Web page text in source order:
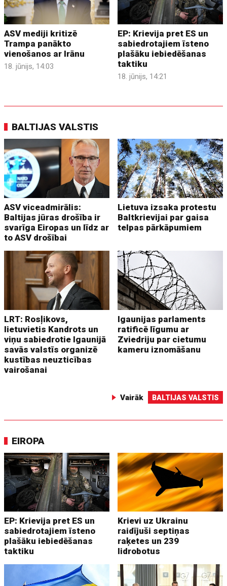
ASV mediji kritizē
Trampa panākto
vienošanos ar Irānu
18. jūnijs, 14:03
EP: Krievija pret ES un
sabiedrotajiem īsteno
plašāku iebiedēšanas
taktiku
18. jūnijs, 14:21
BALTIJAS VALSTIS
ASV viceadmirālis:
Baltijas jūras drošība ir
svarīga Eiropas un līdz ar
to ASV drošībai
Lietuva izsaka protestu
Baltkrievijai par gaisa
telpas pārkāpumiem
LRT: Rosļikovs,
lietuvietis Kandrots un
viņu sabiedrotie Igaunijā
savās valstīs organizē
kustības neuzticības
vairošanai
Igaunijas parlaments
ratificē līgumu ar
Zviedriju par cietumu
kameru iznomāšanu
Vairāk BALTIJAS VALSTIS
EIROPA
EP: Krievija pret ES un
sabiedrotajiem īsteno
plašāku iebiedēšanas
taktiku
Krievi uz Ukrainu
raidījuši septiņas
raķetes un 239
lidrobotus